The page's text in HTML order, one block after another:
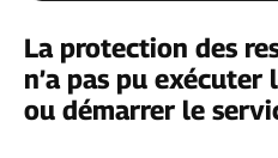
La protection des
n’a pas pu
ou démarrer le